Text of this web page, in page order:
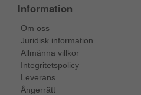
Information
Om oss
Juridisk information
Allmänna villkor
Integritetspolicy
Leverans
Ångerrätt